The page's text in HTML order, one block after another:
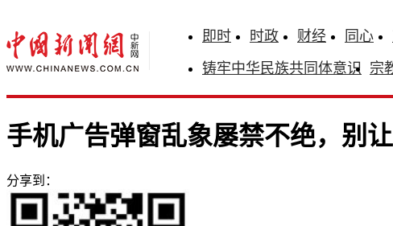
即时 时政 财经 同心
铸牢中华民族共同体意识 宗
手机广告弹窗乱象屡禁不绝，别
分享到：